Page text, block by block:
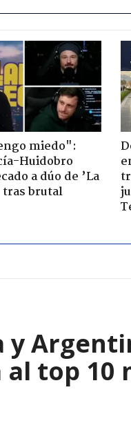
miedo":
Huidobro
a dúo de ’La
tras brutal
y
top 10